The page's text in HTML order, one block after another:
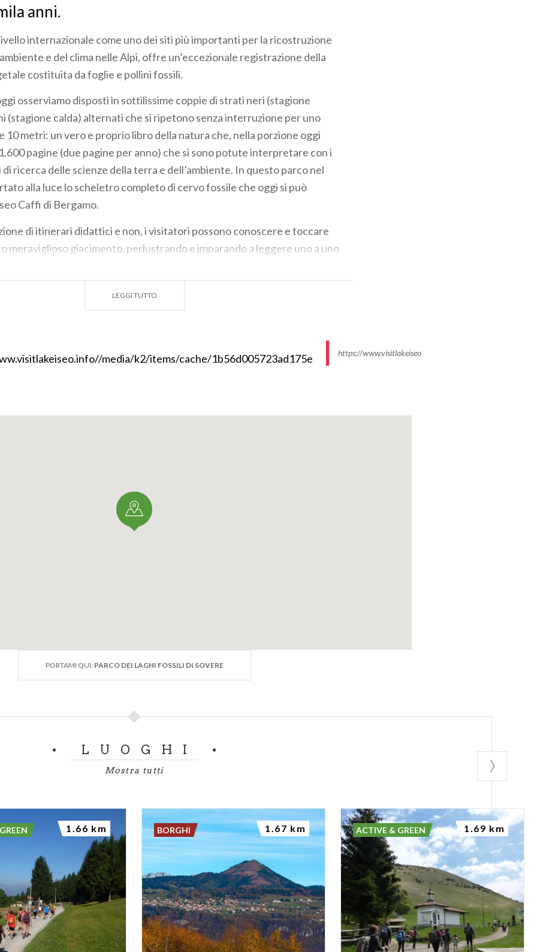
anni.
internazionale come uno dei siti più importanti per la ricostruzione
e del clima nelle Alpi, offre un’eccezionale registrazione della
costituita da foglie e pollini fossili.
osserviamo disposti in sottilissime coppie di strati neri (stagione
(stagione calda) alternati che si ripetono senza interruzione per uno
10 metri: un vero e proprio libro della natura che, nella porzione oggi
pagine (due pagine per anno) che si sono potute interpretare con i
ricerca delle scienze della terra e dell’ambiente. In questo parco nel
alla luce lo scheletro completo di cervo fossile che oggi si può
Caffi di Bergamo.
di itinerari didattici e non, i visitatori possono conoscere e toccare
meraviglioso giacimento, perlustrando e imparando a leggere uno a uno
parte visibile, documenta almeno ventimila anni.
campo sportivo di Sovere dalla strada provinciale SP 53 Lovere-Clusone.
SAB Lovere, immette in Via Gen. Dalla Chiesa e poi in Via Canneto.
LEGGI TUTTO
https://www.visitlakeiseo.info//media/k2/items/cache/
PORTAMI QUI: PARCO DEI LAGHI FOSSILI DI SOVERE
LUOGHI
Mostra tutti
1.66 km BORGHI 1.67 km ACTIVE & GREEN 1.69 km